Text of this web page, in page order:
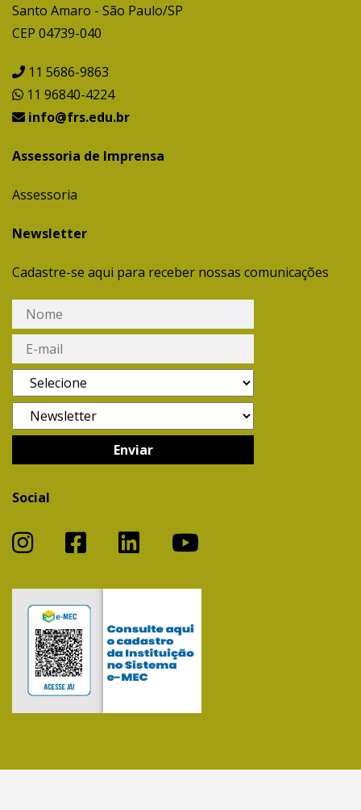
Santo Amaro - São Paulo/SP
CEP 04739-040
11 5686-9863
11 96840-4224
info@frs.edu.br
Assessoria de Imprensa
Assessoria
Newsletter
Cadastre-se aqui para receber nossas comunicações
Social